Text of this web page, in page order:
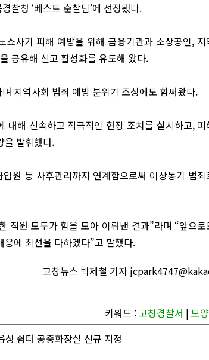
찰청 ‘베스트 순찰팀’에 선정됐다.
사기 피해 예방을 위해 금융기관과 소상공인, 지
공유해 신고 활성화를 유도해 왔다.
지역사회 범죄 예방 분위기 조성에도 힘써왔다.
대해 신속하고 적극적인 현장 조치를 실시하고, 피
을 발휘했다.
원 등 사후관리까지 연계함으로써 이상동기 범죄
직원 모두가 힘을 모아 이뤄낸 결과”라며 “앞으로
에 최선을 다하겠다”고 말했다.
고창뉴스 박제철 기자
키워드 :고창경찰서 | 모
쉼터 공중화장실 신규 지정